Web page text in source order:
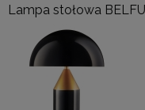
Lampa stołowa